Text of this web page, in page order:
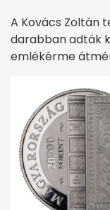
A Kovács Zoltán
darabban adták
emlékérme